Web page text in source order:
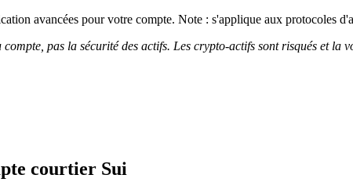
avancées pour votre compte. Note : s'applique aux protocoles
compte, pas la sécurité des actifs. Les crypto-actifs sont risqués et
courtier Sui